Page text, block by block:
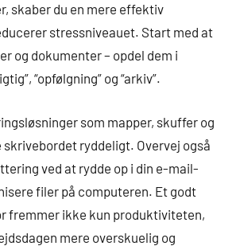
skaber du en mere effektiv
stressniveauet. Start med at
og dokumenter – opdel dem i
“opfølgning” og “arkiv”.
som mapper, skuffer og
skrivebordet ryddeligt. Overvej også
ved at rydde op i din e-mail-
filer på computeren. Et godt
fremmer ikke kun produktiviteten,
mere overskuelig og